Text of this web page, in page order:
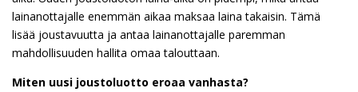
lainanottajalle enemmän aikaa maksaa laina takaisin. Tämä
lisää joustavuutta ja antaa lainanottajalle paremman
mahdollisuuden hallita omaa talouttaan.
Miten uusi joustoluotto eroaa vanhasta?